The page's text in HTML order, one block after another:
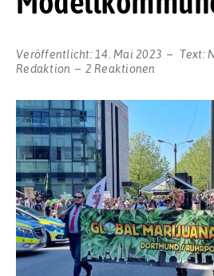
Veröffentlicht: 14. Mai 2023 Text:
Redaktion
2 Reaktionen